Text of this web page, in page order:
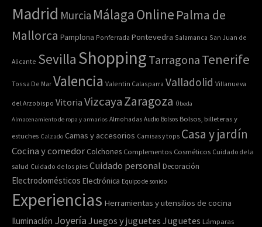
Madrid Murcia Málaga Online Palma de
Mallorca Pamplona Ponferrada Pontevedra Salamanca San Juan de
Alicante Sevilla Shopping Tarragona Tenerife
Tossa De Mar Valencia Valentin Calasparra Valladolid Villanueva
del Arzobispo Vitoria VizcayaZaragoza Úbeda
Almacenamiento de ropa y armarios Almohadas Audio Bolsos Bolsos, billeteras y
estuches Calzado Camas y accesorios Camisas y tops Casa y jardín
Cocina y comedor Colchones Complementos Cosméticos Cuidado de la
salud Cuidado de los pies Cuidado personal Decoración
Electrodomésticos Electrónica Equipo de sonido
Experiencias Herramientas y utensilios de cocina
Iluminación Joyería Juegos y juguetes Juguetes Lámparas